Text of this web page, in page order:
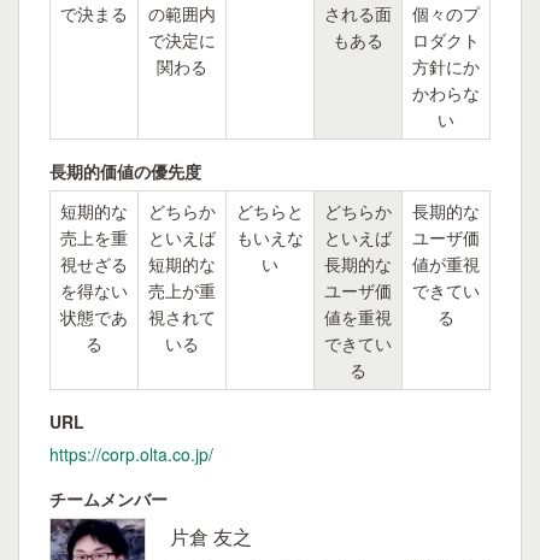
で決まる
の範囲内
で決定に
関わる
される面
もある
個々のプ
ロダクト
方針にか
かわらな
い
長期的価値の優先度
短期的な
売上を重
視せざる
を得ない
状態であ
る
どちらか
といえば
短期的な
売上が重
視されて
いる
どちらと
もいえな
い
どちらか
といえば
長期的な
ユーザ価
値を重視
できてい
る
長期的な
ユーザ価
値が重視
できてい
る
URL
https://corp.olta.co.jp/
チームメンバー
片倉 友之